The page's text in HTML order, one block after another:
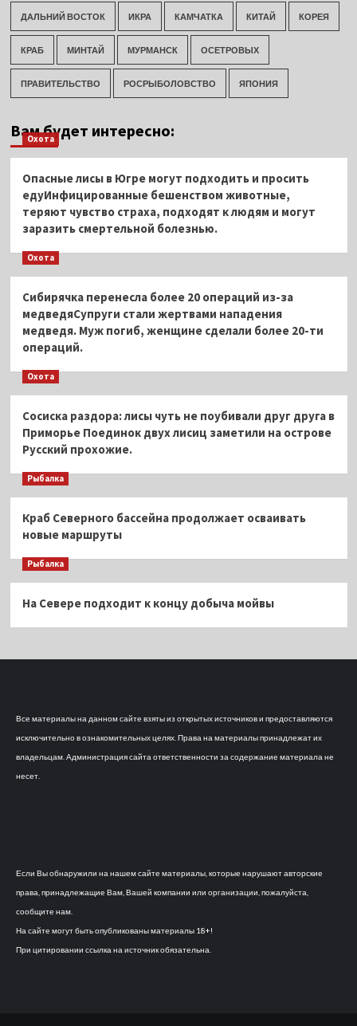
ДАЛЬНИЙ ВОСТОК ИКРА КАМЧАТКА КИТАЙ КОРЕЯ
КРАБ МИНТАЙ МУРМАНСК ОСЕТРОВЫХ
ПРАВИТЕЛЬСТВО РОСРЫБОЛОВСТВО ЯПОНИЯ
Вам будет интересно:
Охота
Опасные лисы в Югре могут подходить и просить
едуИнфицированные бешенством животные,
теряют чувство страха, подходят к людям и могут
заразить смертельной болезнью.
Охота
Сибирячка перенесла более 20 операций из-за
медведяСупруги стали жертвами нападения
медведя. Муж погиб, женщине сделали более 20-ти
операций.
Охота
Сосиска раздора: лисы чуть не поубивали друг друга в
Приморье Поединок двух лисиц заметили на острове
Русский прохожие.
Рыбалка
Краб Северного бассейна продолжает осваивать
новые маршруты
Рыбалка
На Севере подходит к концу добыча мойвы
Все материалы на данном сайте взяты из открытых источников и предоставляются
исключительно в ознакомительных целях. Права на материалы принадлежат их
владельцам. Администрация сайта ответственности за содержание материала не
несет.
Если Вы обнаружили на нашем сайте материалы, которые нарушают авторские
права, принадлежащие Вам, Вашей компании или организации, пожалуйста,
сообщите нам.
На сайте могут быть опубликованы материалы 18+!
При цитировании ссылка на источник обязательна.